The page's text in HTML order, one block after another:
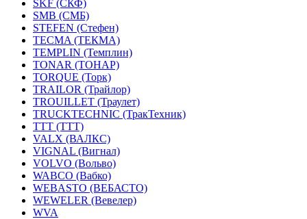
SKF (СКФ)
SMB (СМБ)
STEFEN (Стефен)
TECMA (ТЕКМА)
TEMPLIN (Темплин)
TONAR (ТОНАР)
TORQUE (Торк)
TRAILOR (Трайлор)
TROUILLET (Траулет)
TRUCKTECHNIC (ТракТехник)
TTT (ТТТ)
VALX (ВАЛКС)
VIGNAL (Вигнал)
VOLVO (Вольво)
WABCO (Вабко)
WEBASTO (ВЕБАСТО)
WEWELER (Вевелер)
WVA